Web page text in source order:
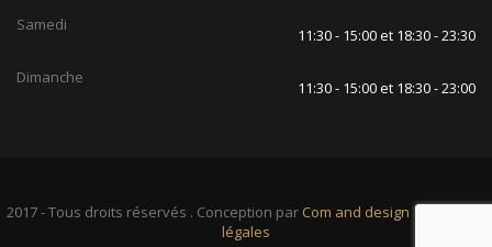
Samedi
11:30 - 15:00 et 18:30 - 23:30
Dimanche
11:30 - 15:00 et 18:30 - 23:00
2017 - Tous droits réservés . Conception par Com and design |
légales